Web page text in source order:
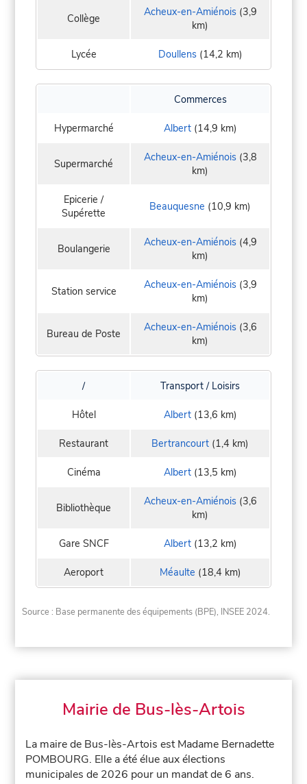
Collège Acheux-en-Amiénois(3,9
km)
Lycée Doullens(14,2 km)
Commerces
Hypermarché Albert(14,9 km)
Supermarché Acheux-en-Amiénois(3,8
km)
Epicerie /
Supérette
Beauquesne (10,9 km)
Boulangerie Acheux-en-Amiénois(4,9
km)
Station service Acheux-en-Amiénois(3,9
km)
Bureau de Poste Acheux-en-Amiénois(3,6
km)
/ Transport / Loisirs
Hôtel Albert(13,6 km)
Restaurant Bertrancourt (1,4 km)
Cinéma Albert(13,5 km)
Bibliothèque Acheux-en-Amiénois(3,6
km)
Gare SNCF Albert(13,2 km)
Aeroport Méaulte (18,4 km)
Source : Base permanente des équipements (BPE), INSEE 2024.
Mairie de Bus-lès-Artois
La maire de Bus-lès-Artois est Madame Bernadette
POMBOURG. Elle a été élue aux élections
municipales de 2026 pour un mandat de 6 ans.